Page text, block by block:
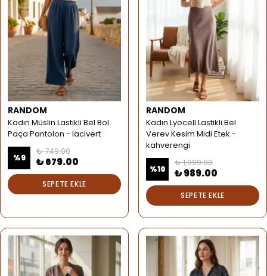
RANDOM
Kadın Müslin Lastikli Bel Bol
Paça Pantolon - lacivert
%9
₺ 749.00
₺ 679.00
SEPETE EKLE
RANDOM
Kadın Lyocell Lastikli Bel
Verev Kesim Midi Etek -
kahverengi
%10
₺ 1,099.00
₺ 989.00
SEPETE EKLE